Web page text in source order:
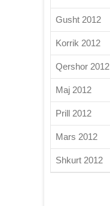
Gusht 2012
Korrik 2012
Qershor 2012
Maj 2012
Prill 2012
Mars 2012
Shkurt 2012